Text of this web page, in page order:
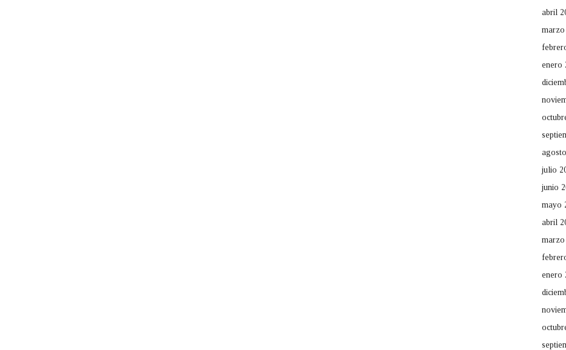
abril
marzo
enero
julio
junio
mayo
abril
marzo
enero